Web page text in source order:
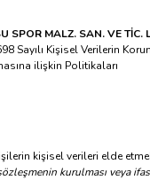
SPOR MALZ. SAN. VE TİC.
Sayılı Kişisel Verilerin
ilişkin Politikaları
kişisel verileri elde
kurulması veya